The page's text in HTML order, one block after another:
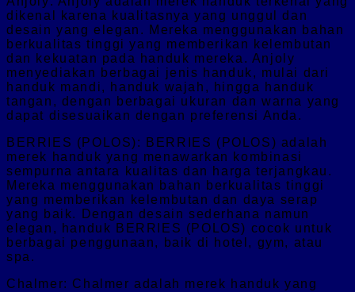
dikenal karena kualitasnya yang unggul dan
desain yang elegan. Mereka menggunakan bahan
berkualitas tinggi yang memberikan kelembutan
dan kekuatan pada handuk mereka. Anjoly
menyediakan berbagai jenis handuk, mulai dari
handuk mandi, handuk wajah, hingga handuk
tangan, dengan berbagai ukuran dan warna yang
dapat disesuaikan dengan preferensi Anda.
BERRIES (POLOS): BERRIES (POLOS) adalah
merek handuk yang menawarkan kombinasi
sempurna antara kualitas dan harga terjangkau.
Mereka menggunakan bahan berkualitas tinggi
yang memberikan kelembutan dan daya serap
yang baik. Dengan desain sederhana namun
elegan, handuk BERRIES (POLOS) cocok untuk
berbagai penggunaan, baik di hotel, gym, atau
spa.
Chalmer: Chalmer adalah merek handuk yang